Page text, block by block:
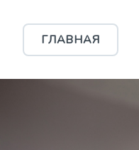
ГЛАВНАЯ